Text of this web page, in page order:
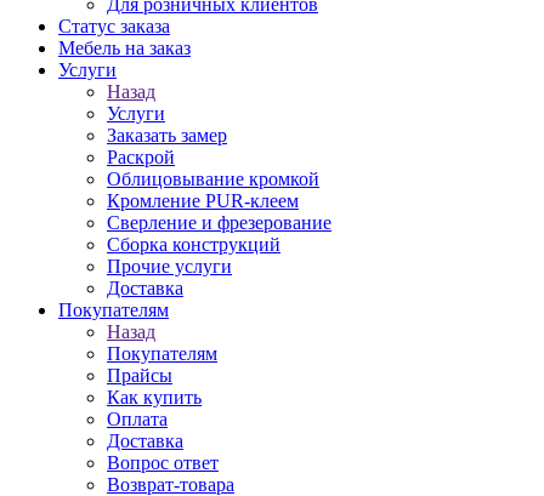
Для розничных клиентов
Статус заказа
Мебель на заказ
Услуги
Назад
Услуги
Заказать замер
Раскрой
Облицовывание кромкой
Кромление PUR-клеем
Сверление и фрезерование
Сборка конструкций
Прочие услуги
Доставка
Покупателям
Назад
Покупателям
Прайсы
Как купить
Оплата
Доставка
Вопрос ответ
Возврат-товара